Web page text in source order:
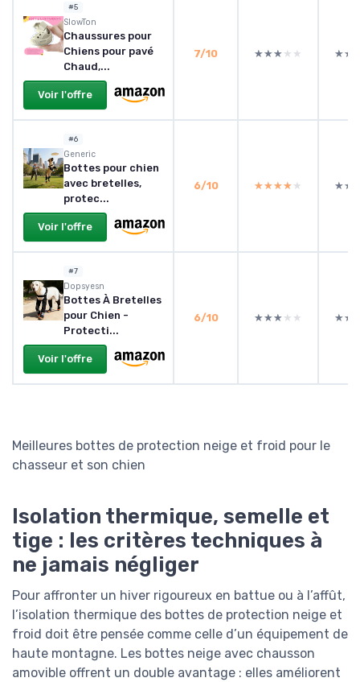
#5
SlowTon
Chaussures pour
Chiens pour pavé
Chaud,...
Voir l'offre
7/10 ★★★★★
★★★★★
#6
Generic
Bottes pour chien
avec bretelles,
protec...
Voir l'offre
6/10 ★★★★★
★★★★★
#7
Dopsyesn
Bottes À Bretelles
pour Chien -
Protecti...
Voir l'offre
6/10 ★★★★★
★★★★★
Meilleures bottes de protection neige et froid pour le
chasseur et son chien
Isolation thermique, semelle et
tige : les critères techniques à
ne jamais négliger
Pour affronter un hiver rigoureux en battue ou à l’affût,
l’isolation thermique des bottes de protection neige et
froid doit être pensée comme celle d’un équipement de
haute montagne. Les bottes neige avec chausson
amovible offrent un double avantage : elles améliorent